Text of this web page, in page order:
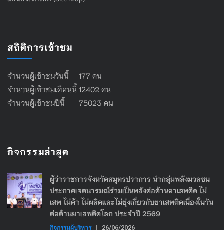
สถิติการเข้าชม
จำนวนผู้เข้าชมวันนี้ 177 คน
จำนวนผู้เข้าชมเดือนนี้ 12402 คน
จำนวนผู้เข้าชมปีนี้ 75023 คน
กิจกรรมล่าสุด
ผู้ว่าราชการจังหวัดสมุทรปราการ นำกลุ่มพลังมวลชน
ประกาศเจตนารมณ์ร่วมเป็นพลังต่อต้านยาเสพติด ไม่
เสพ ไม่ค้า ไม่ผลิตและไม่ยุ่งเกี่ยวกับยาเสพติดเนื่องในวัน
ต่อต้านยาเสพติดโลก ประจำปี 2569
กิจกรรมผู้บริหาร | 26/06/2026